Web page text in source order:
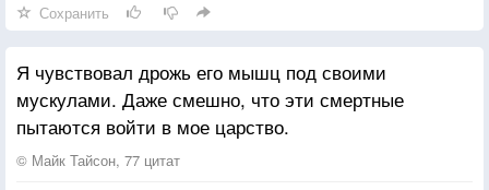
Сохранить
Я чувствовал дрожь его мышц под своими
мускулами. Даже смешно, что эти смертные
пытаются войти в мое царство.
© Майк Тайсон, 77 цитат